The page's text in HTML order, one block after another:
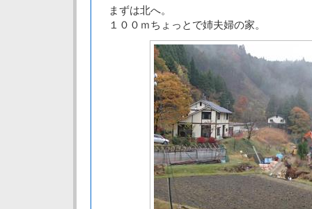
まずは北へ。
１００ｍちょっとで姉夫婦の家。